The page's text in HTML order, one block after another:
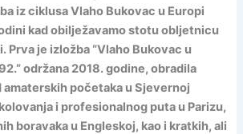
iz ciklusa Vlaho Bukovac u Europi
kad obilježavamo stotu obljetnicu
Prva je izložba “Vlaho Bukovac u
održana 2018. godine, obradila
amaterskih početaka u Sjevernoj
i profesionalnog puta u Parizu,
boravaka u Engleskoj, kao i kratkih, ali